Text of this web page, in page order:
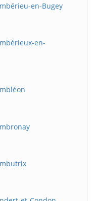
en-Bugey
en-